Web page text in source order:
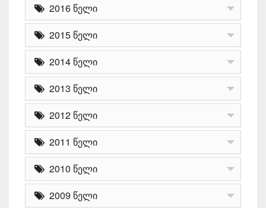
2016 წელი
2015 წელი
2014 წელი
2013 წელი
2012 წელი
2011 წელი
2010 წელი
2009 წელი